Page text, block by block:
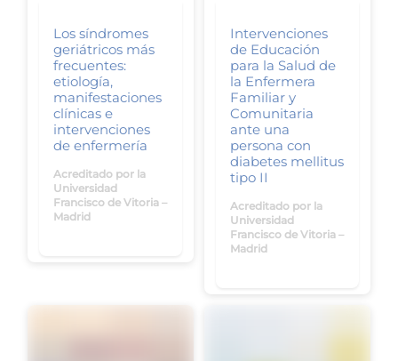
Los síndromes
geriátricos más
frecuentes:
etiología,
manifestaciones
clínicas e
intervenciones
de enfermería
Acreditado por la
Universidad
Francisco de Vitoria –
Madrid
Intervenciones
de Educación
para la Salud de
la Enfermera
Familiar y
Comunitaria
ante una
persona con
diabetes mellitus
tipo II
Acreditado por la
Universidad
Francisco de Vitoria –
Madrid